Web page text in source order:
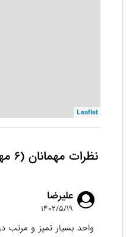
Leaflet
نظرات مهمانان (۶ مهمان)
علیرضا
۱۴۰۲/۵/۱۹
واحد بسیار تمیز و